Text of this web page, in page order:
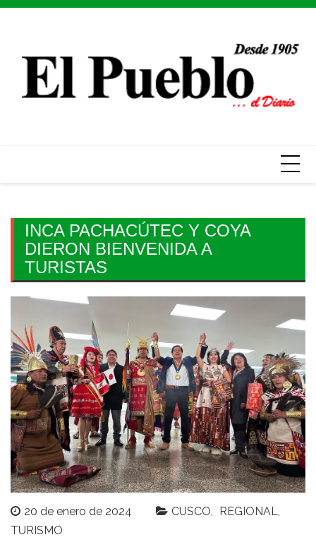
Skip
INCA PACHACÚTEC Y COYA
DIERON BIENVENIDA A
TURISTAS
20 de enero de 2024 CUSCO
REGIONAL
TURISMO